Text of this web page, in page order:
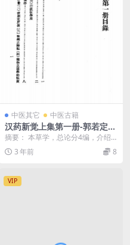
中医其它 中医古籍
汉药新觉上集第一册-郭若定
著-郭氏医所-民国二十六年[19
37]
摘要： 本草学，总论分4编，介绍
中日的本草学沿革、药物作用原
理、体内代谢、剂型、...
3 年前 8
VIP